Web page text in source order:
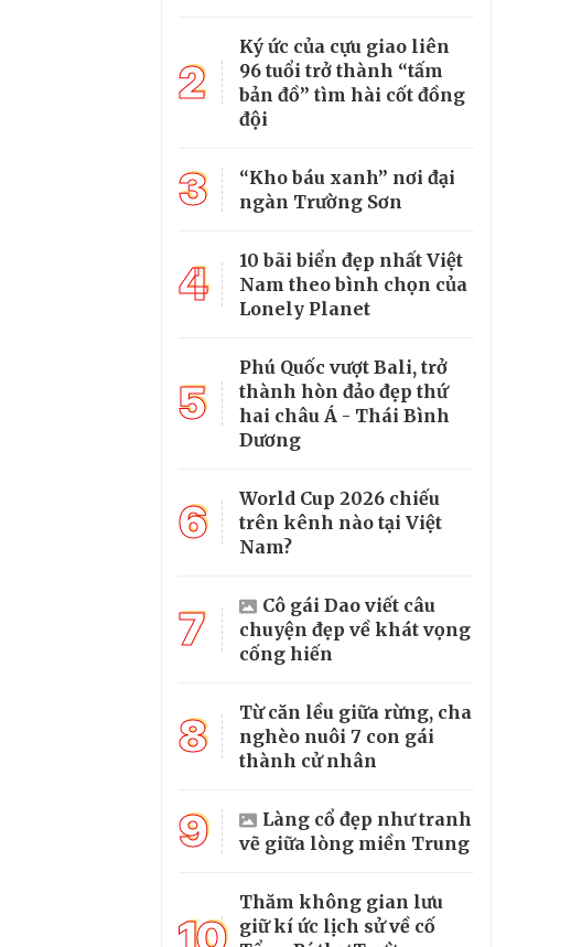
2
Ký ức của cựu giao liên
96 tuổi trở thành “tấm
bản đồ” tìm hài cốt đồng
đội
3
“Kho báu xanh” nơi đại
ngàn Trường Sơn
4
10 bãi biển đẹp nhất Việt
Nam theo bình chọn của
Lonely Planet
5
Phú Quốc vượt Bali, trở
thành hòn đảo đẹp thứ
hai châu Á - Thái Bình
Dương
6
World Cup 2026 chiếu
trên kênh nào tại Việt
Nam?
7
Cô gái Dao viết câu
chuyện đẹp về khát vọng
cống hiến
8
Từ căn lều giữa rừng, cha
nghèo nuôi 7 con gái
thành cử nhân
9
Làng cổ đẹp như tranh
vẽ giữa lòng miền Trung
Thăm không gian lưu
giữ kí ức lịch sử về cố